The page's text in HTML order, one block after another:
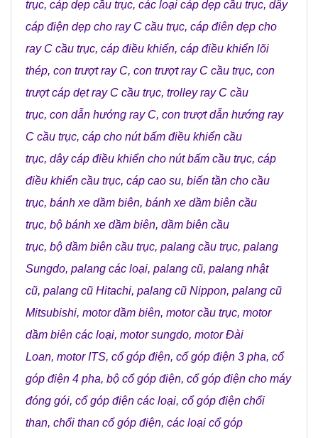
trục, cáp dẹp cầu trục, các loại cáp dẹp cầu trục, dây
cáp điện dẹp cho ray C cầu trục, cáp điên dẹp cho
ray C cầu trục, cáp điều khiển, cáp điều khiển lõi
thép, con trượt ray C, con trượt ray C cầu trục, con
trượt cáp dẹt ray C cầu trục, trolley ray C cầu
trục, con dẫn hướng ray C, con trượt dẫn hướng ray
C cầu trục, cáp cho nút bấm điều khiển cầu
trục, dây cáp điều khiển cho nút bấm cầu trục, cáp
điều khiển cầu trục, cáp cao su, biến tần cho cầu
trục, bánh xe dầm biên, bánh xe dầm biên cầu
trục, bộ bánh xe dầm biên, dầm biên cầu
trục, bộ dầm biên cầu trục, palang cầu trục, palang
Sungdo, palang các loại, palang cũ, palang nhật
cũ, palang cũ Hitachi, palang cũ Nippon, palang cũ
Mitsubishi, motor dầm biên, motor cầu trục, motor
dầm biên các loại, motor sungdo, motor Đài
Loan, motor ITS, cổ góp điện, cổ góp điện 3 pha, cổ
góp điện 4 pha, bộ cổ góp điện, cổ góp điện cho máy
đóng gói, cổ góp điện các loại, cổ góp điện chổi
than, chổi than cổ góp điện, các loại cổ góp